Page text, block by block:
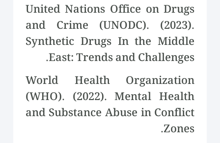
United Nations Office on Drugs
and Crime (UNODC). (2023).
Synthetic Drugs In the Middle
East: Trends and Challenges.
World Health Organization
(WHO). (2022). Mental Health
and Substance Abuse in Conflict
Zones.